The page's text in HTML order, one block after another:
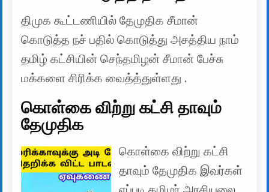
திமுக கூட்டணியில் தேமுதிக சீமான்
கொடுத்த நச் பதில் கொடுத்து அசத்திய நாம்
தமிழ் கட்சியின் செந்தமிழன் சீமான் பேச்சு
மக்களை சிரிக்க வைத்த்துள்ளது .
கொள்கை விற்று கட்சி தாவும்
தேமுதிக
கொள்கை விற்று கட்சி
தாவும் தேமுதிக இவர்கள்